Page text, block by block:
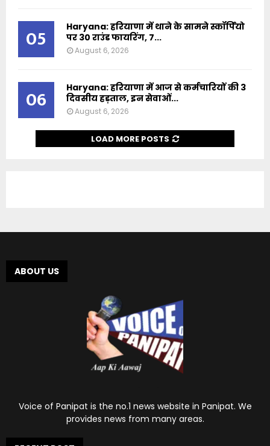
05
Haryana: हरियाणा में थाने के सामने स्कॉर्पियो
पर 30 राउंड फायरिंग, 7...
August 6, 2026
06
Haryana: हरियाणा में आज से कर्मचारियों की 3
दिवसीय हड़ताल, इन सेवाओं...
August 6, 2026
LOAD MORE POSTS
ABOUT US
Voice of Panipat is the no.1 news website in Panipat. We
provides news from many areas.